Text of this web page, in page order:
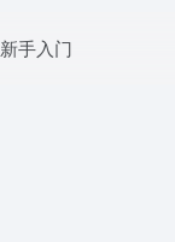
新手入门